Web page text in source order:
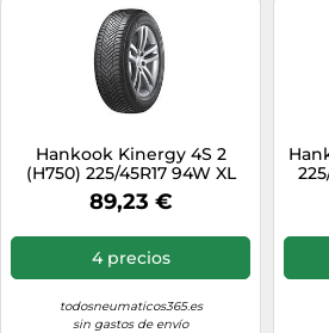
Hankook Kinergy 4S 2
(H750) 225/45R17 94W XL
SBL 3PMSF
89,23 €
4 precios
todosneumaticos365.es
sin gastos de envío